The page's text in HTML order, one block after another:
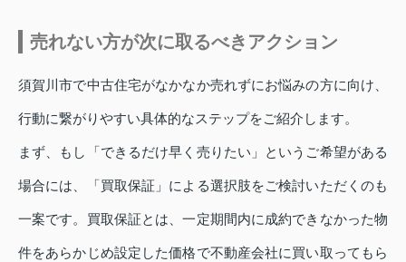
売れない方が次に取るべきアクション
須賀川市で中古住宅がなかなか売れずにお悩みの方に向け、
行動に繋がりやすい具体的なステップをご紹介します。
まず、もし「できるだけ早く売りたい」というご希望がある
場合には、「買取保証」による選択肢をご検討いただくのも
一案です。買取保証とは、一定期間内に成約できなかった物
件をあらかじめ設定した価格で不動産会社に買い取ってもら